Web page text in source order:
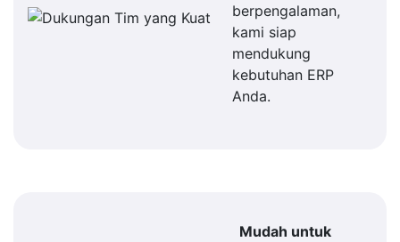
berpengalaman,
kami siap
mendukung
kebutuhan ERP
Anda.
Mudah untuk